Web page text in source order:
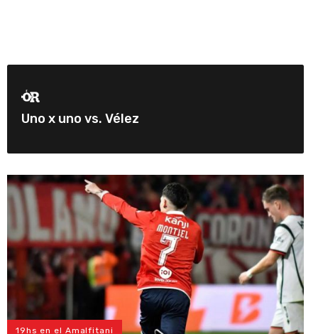
Uno x uno vs. Vélez
19hs en el Amalfitani